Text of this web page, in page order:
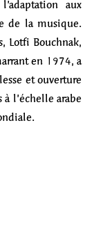
aux
de la musique.
Lotfi Bouchnak,
en 1974, a
et ouverture
l’échelle arabe